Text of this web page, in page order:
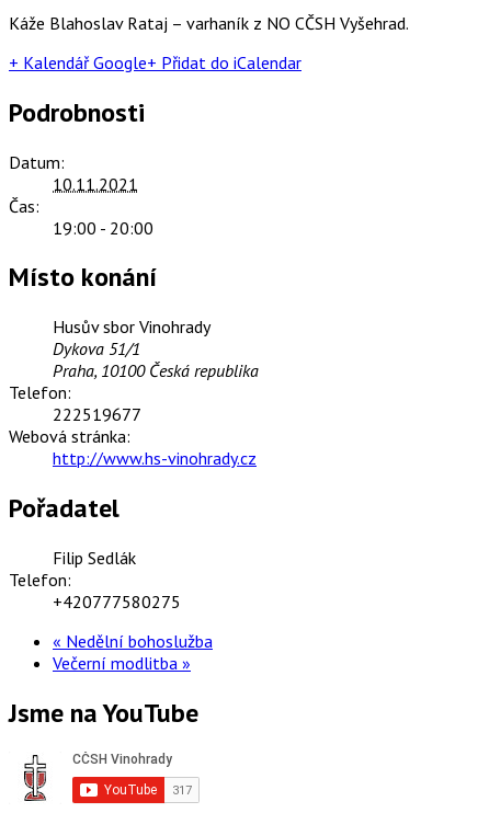
Káže Blahoslav Rataj – varhaník z NO CČSH Vyšehrad.
+ Kalendář Google+ Přidat do iCalendar
Podrobnosti
Datum:
10.11.2021
Čas:
19:00 - 20:00
Místo konání
Husův sbor Vinohrady
Dykova 51/1
Praha, 10100 Česká republika
Telefon:
222519677
Webová stránka:
http://www.hs-vinohrady.cz
Pořadatel
Filip Sedlák
Telefon:
+420777580275
« Nedělní bohoslužba
Večerní modlitba »
Jsme na YouTube